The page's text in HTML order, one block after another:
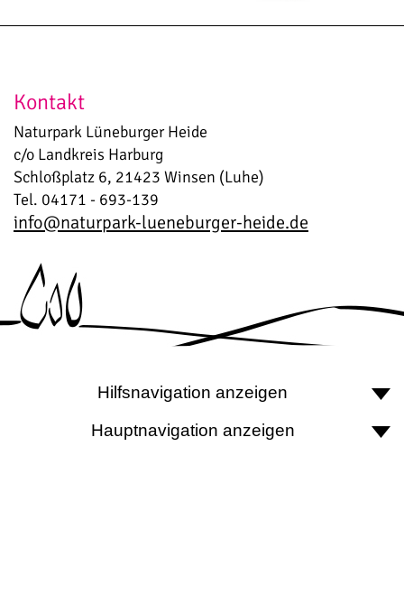
Kontakt
Naturpark Lüneburger Heide
c/o Landkreis Harburg
Schloßplatz 6, 21423 Winsen (Luhe)
Tel. 04171 - 693-139
info@naturpark-lueneburger-heide.de
Hilfsnavigation anzeigen
Hauptnavigation anzeigen